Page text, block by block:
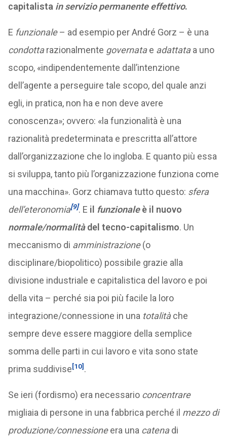
capitalista in servizio permanente effettivo.
E funzionale– ad esempio per André Gorz – è una
condottarazionalmente governatae adattataa uno
scopo, «indipendentemente dall’intenzione
dell’agente a perseguire tale scopo, del quale anzi
egli, in pratica, non ha e non deve avere
conoscenza»; ovvero: «la funzionalità è una
razionalità predeterminata e prescritta all’attore
dall’organizzazione che lo ingloba. E quanto più essa
si sviluppa, tanto più l’organizzazione funziona come
una macchina». Gorz chiamava tutto questo: sfera
dell’eteronomia[9]. E il funzionaleè il nuovo
normale/normalitàdel tecno-capitalismo. Un
meccanismo di amministrazione(o
disciplinare/biopolitico) possibile grazie alla
divisione industriale e capitalistica del lavoro e poi
della vita – perché sia poi più facile la loro
integrazione/connessione in una totalitàche
sempre deve essere maggiore della semplice
somma delle parti in cui lavoro e vita sono state
prima suddivise[10] .
Se ieri (fordismo) era necessario concentrare
migliaia di persone in una fabbrica perché il mezzo di
produzione/connessioneera una catenadi